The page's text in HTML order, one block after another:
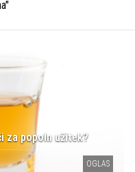
za popoln užitek?
OGLAS